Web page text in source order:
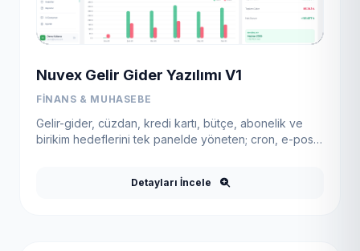
Nuvex Gelir Gider Yazılımı V1
FINANS & MUHASEBE
Gelir-gider, cüzdan, kredi kartı, bütçe, abonelik ve
birikim hedeflerini tek panelde yöneten; cron, e-posta
Detayları İncele